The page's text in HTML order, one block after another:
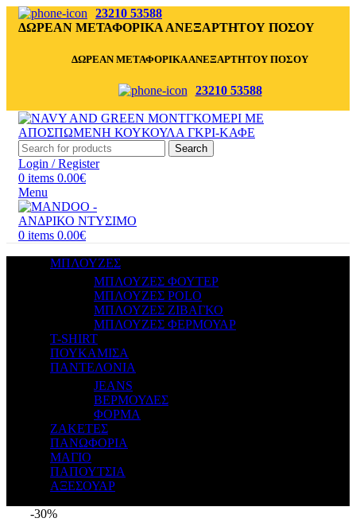
23210 53588
ΔΩΡΕΑΝ ΜΕΤΑΦΟΡΙΚΑ ΑΝΕΞΑΡΤΗΤΟΥ ΠΟΣΟΥ
ΔΩΡΕΑΝ ΜΕΤΑΦΟΡΙΚΑ ΑΝΕΞΑΡΤΗΤΟΥ ΠΟΣΟΥ
23210 53588
Search
Login / Register
0 items 0.00€
Menu
0 items 0.00€
ΜΠΛΟΥΖΕΣ
ΜΠΛΟΥΖΕΣ ΦΟΥΤΕΡ
ΜΠΛΟΥΖΕΣ POLO
ΜΠΛΟΥΖΕΣ ΖΙΒΑΓΚΟ
ΜΠΛΟΥΖΕΣ ΦΕΡΜΟΥΑΡ
T-SHIRT
ΠΟΥΚΑΜΙΣΑ
ΠΑΝΤΕΛΟΝΙΑ
JEANS
ΒΕΡΜΟΥΔΕΣ
ΦΟΡΜΑ
ΖΑΚΕΤΕΣ
ΠΑΝΩΦΟΡΙΑ
ΜΑΓΙΟ
ΠΑΠΟΥΤΣΙΑ
ΑΞΕΣΟΥΑΡ
-30%